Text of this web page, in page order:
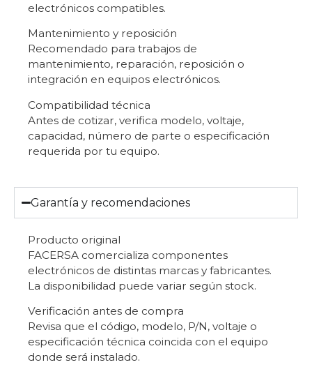
electrónicos compatibles.
Mantenimiento y reposición
Recomendado para trabajos de
mantenimiento, reparación, reposición o
integración en equipos electrónicos.
Compatibilidad técnica
Antes de cotizar, verifica modelo, voltaje,
capacidad, número de parte o especificación
requerida por tu equipo.
Garantía y recomendaciones
Producto original
FACERSA comercializa componentes
electrónicos de distintas marcas y fabricantes.
La disponibilidad puede variar según stock.
Verificación antes de compra
Revisa que el código, modelo, P/N, voltaje o
especificación técnica coincida con el equipo
donde será instalado.